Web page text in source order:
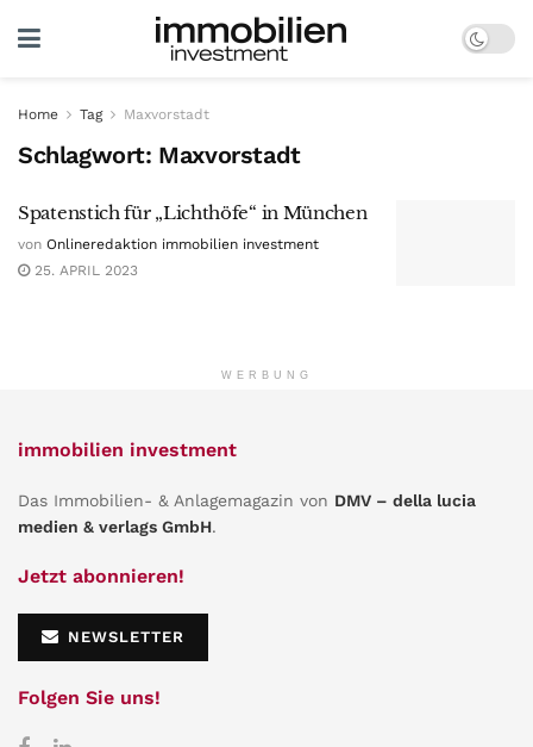
Home Tag Maxvorstadt
Schlagwort: Maxvorstadt
Spatenstich für „Lichthöfe“ in München
von Onlineredaktion immobilien investment
25. APRIL 2023
WERBUNG
immobilien investment
Das Immobilien- & Anlagemagazin von DMV – della lucia
medien & verlags GmbH.
Jetzt abonnieren!
NEWSLETTER
Folgen Sie uns!